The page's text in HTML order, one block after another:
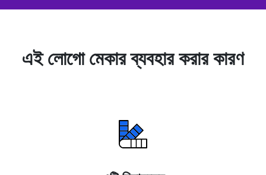
এই লোগো মেকার ব্যবহার করার কারণ